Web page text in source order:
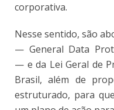
corporativa.
Nesse sentido, são
— General Data
— e da Lei Geral de
Brasil, além de
estruturado, para